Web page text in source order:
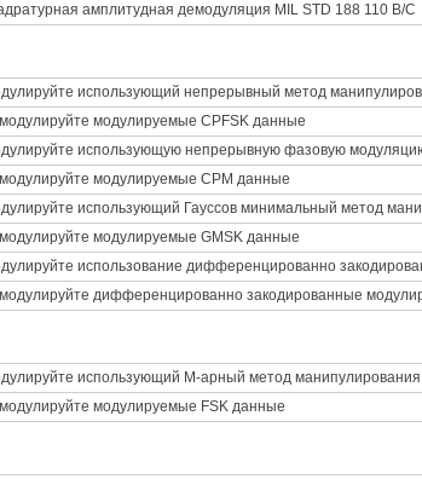
амплитудная демодуляция MIL STD 188 110 B/C
использующий непрерывный метод
модулируемые CPFSK данные
использующую непрерывную фазовую
модулируемые CPM данные
использующий Гауссов минимальный метод
модулируемые GMSK данные
использование дифференцированно
дифференцированно закодированные
использующий M-арный метод манипулирования
модулируемые FSK данные